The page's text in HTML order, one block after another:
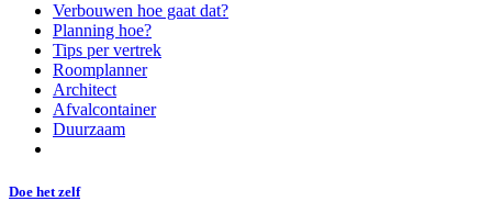
Verbouwen hoe gaat dat?
Planning hoe?
Tips per vertrek
Roomplanner
Architect
Afvalcontainer
Duurzaam
Doe het zelf